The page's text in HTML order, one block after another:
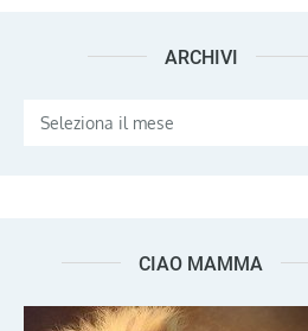
ARCHIVI Archivi
CIAO MAMMA